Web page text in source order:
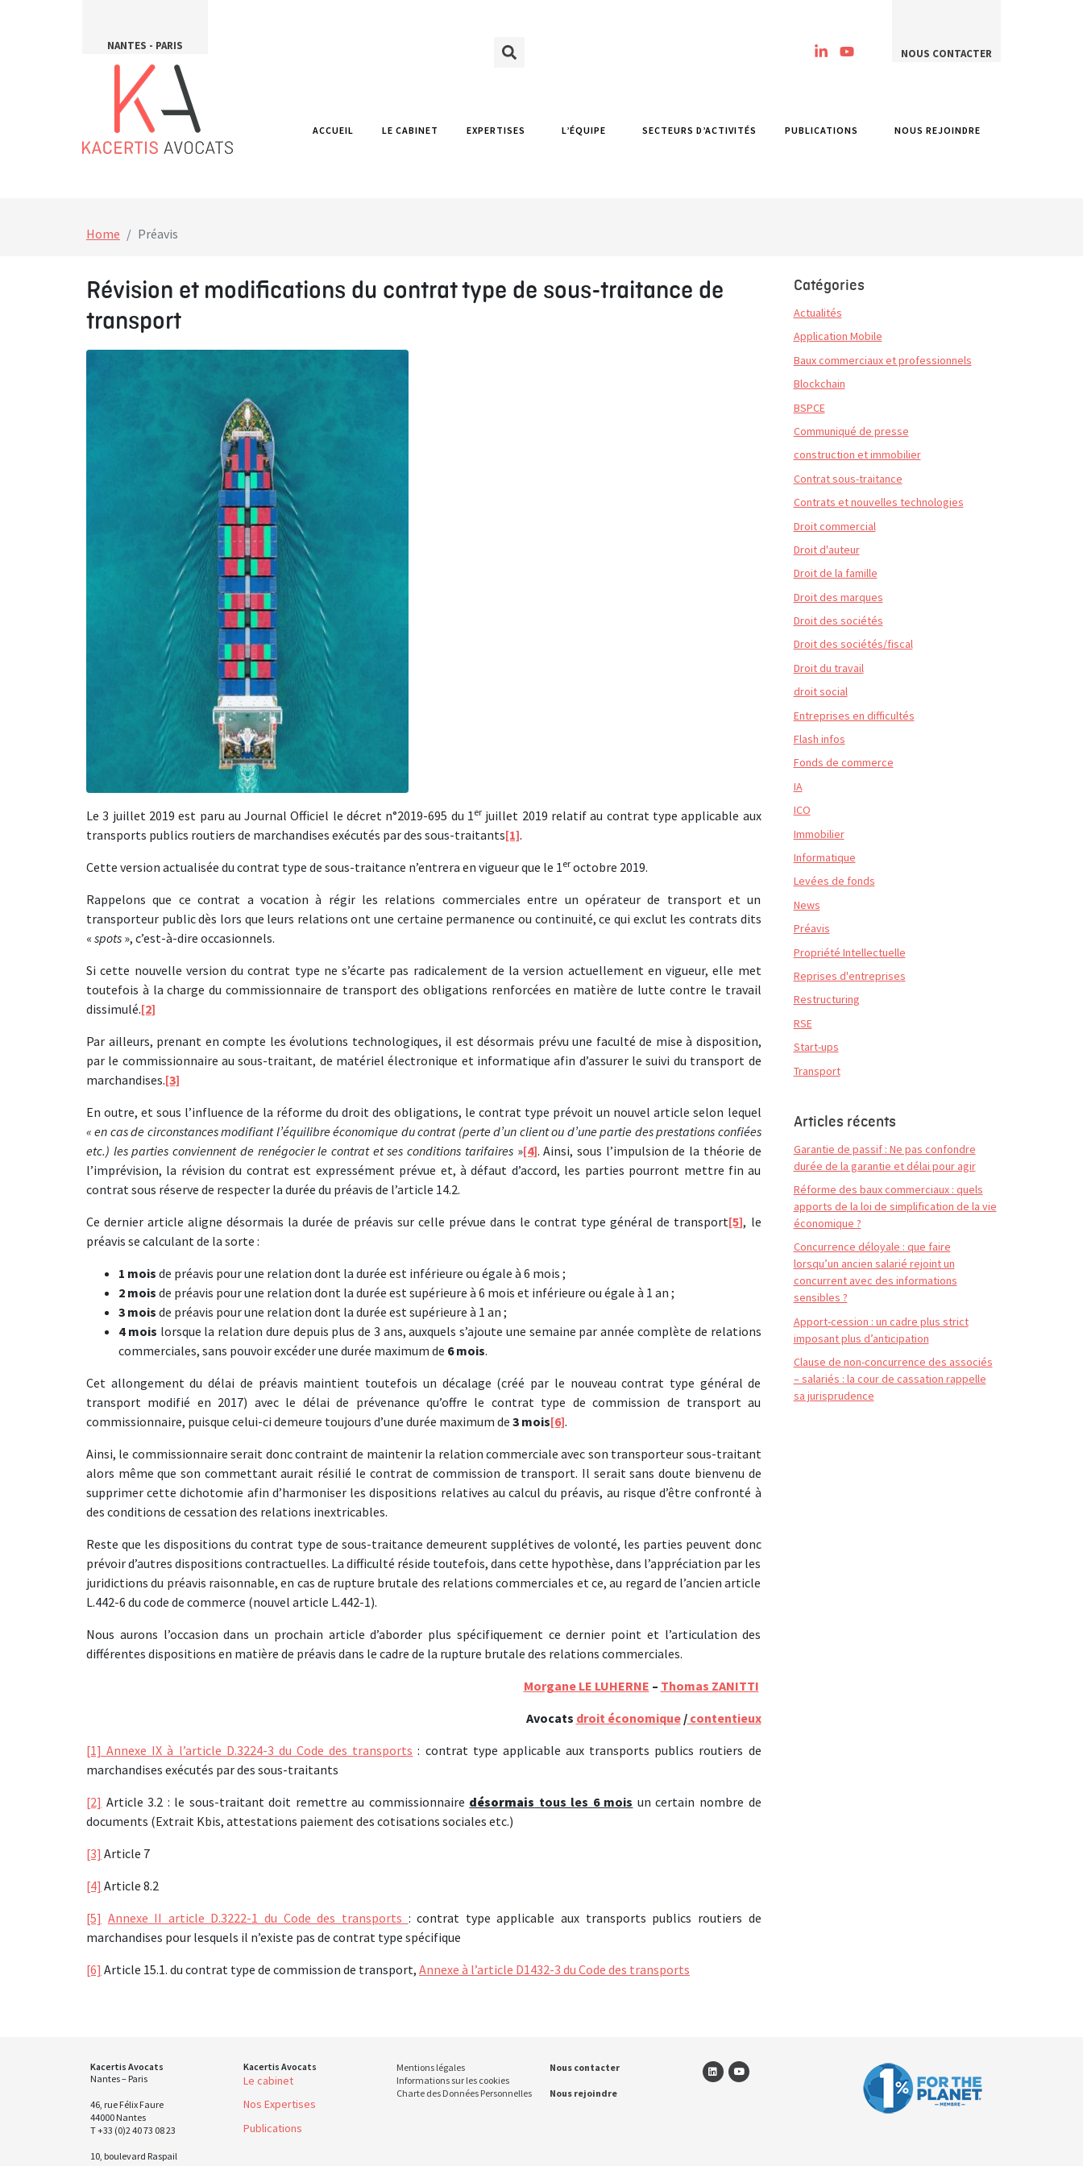
NANTES - PARIS
NOUS CONTACTER
ACCUEIL LE CABINET EXPERTISES L’ÉQUIPE SECTEURS D’ACTIVITÉS PUBLICATIONS NOUS REJOINDRE
Home Préavis
Révision et modifications du contrat type de sous-traitance de
transport
Le 3 juillet 2019 est paru au Journal Officiel le décret n°2019-695 du 1er juillet 2019 relatif au contrat type applicable aux
transports publics routiers de marchandises exécutés par des sous-traitants[1].
Cette version actualisée du contrat type de sous-traitance n’entrera en vigueur que le 1er octobre 2019.
Rappelons que ce contrat a vocation à régir les relations commerciales entre un opérateur de transport et un
transporteur public dès lors que leurs relations ont une certaine permanence ou continuité, ce qui exclut les contrats dits
« spots », c’est-à-dire occasionnels.
Si cette nouvelle version du contrat type ne s’écarte pas radicalement de la version actuellement en vigueur, elle met
toutefois à la charge du commissionnaire de transport des obligations renforcées en matière de lutte contre le travail
dissimulé.[2]
Par ailleurs, prenant en compte les évolutions technologiques, il est désormais prévu une faculté de mise à disposition,
par le commissionnaire au sous-traitant, de matériel électronique et informatique afin d’assurer le suivi du transport de
marchandises.[3]
En outre, et sous l’influence de la réforme du droit des obligations, le contrat type prévoit un nouvel article selon lequel
« en cas de circonstances modifiant l’équilibre économique du contrat (perte d’un client ou d’une partie des prestations confiées
etc.) les parties conviennent de renégocier le contrat et ses conditions tarifaires»[4]. Ainsi, sous l’impulsion de la théorie de
l’imprévision, la révision du contrat est expressément prévue et, à défaut d’accord, les parties pourront mettre fin au
contrat sous réserve de respecter la durée du préavis de l’article 14.2.
Ce dernier article aligne désormais la durée de préavis sur celle prévue dans le contrat type général de transport[5], le
préavis se calculant de la sorte :
1 mois de préavis pour une relation dont la durée est inférieure ou égale à 6 mois ;
2 mois de préavis pour une relation dont la durée est supérieure à 6 mois et inférieure ou égale à 1 an ;
3 mois de préavis pour une relation dont la durée est supérieure à 1 an ;
4 mois lorsque la relation dure depuis plus de 3 ans, auxquels s’ajoute une semaine par année complète de relations
commerciales, sans pouvoir excéder une durée maximum de 6 mois.
Cet allongement du délai de préavis maintient toutefois un décalage (créé par le nouveau contrat type général de
transport modifié en 2017) avec le délai de prévenance qu’offre le contrat type de commission de transport au
commissionnaire, puisque celui-ci demeure toujours d’une durée maximum de 3 mois[6].
Ainsi, le commissionnaire serait donc contraint de maintenir la relation commerciale avec son transporteur sous-traitant
alors même que son commettant aurait résilié le contrat de commission de transport. Il serait sans doute bienvenu de
supprimer cette dichotomie afin d’harmoniser les dispositions relatives au calcul du préavis, au risque d’être confronté à
des conditions de cessation des relations inextricables.
Reste que les dispositions du contrat type de sous-traitance demeurent supplétives de volonté, les parties peuvent donc
prévoir d’autres dispositions contractuelles. La difficulté réside toutefois, dans cette hypothèse, dans l’appréciation par les
juridictions du préavis raisonnable, en cas de rupture brutale des relations commerciales et ce, au regard de l’ancien article
L.442-6 du code de commerce (nouvel article L.442-1).
Nous aurons l’occasion dans un prochain article d’aborder plus spécifiquement ce dernier point et l’articulation des
différentes dispositions en matière de préavis dans le cadre de la rupture brutale des relations commerciales.
Morgane LE LUHERNE – Thomas ZANITTI
Avocats droit économique/contentieux
[1]Annexe IX à l’article D.3224-3 du Code des transports : contrat type applicable aux transports publics routiers de
marchandises exécutés par des sous-traitants
[2] Article 3.2 : le sous-traitant doit remettre au commissionnaire désormais tous les 6 mois un certain nombre de
documents (Extrait Kbis, attestations paiement des cotisations sociales etc.)
[3] Article 7
[4] Article 8.2
[5] Annexe II article D.3222-1 du Code des transports : contrat type applicable aux transports publics routiers de
marchandises pour lesquels il n’existe pas de contrat type spécifique
[6] Article 15.1. du contrat type de commission de transport, Annexe à l’article D1432-3 du Code des transports
Catégories
Actualités
Application Mobile
Baux commerciaux et professionnels
Blockchain
BSPCE
Communiqué de presse
construction et immobilier
Contrat sous-traitance
Contrats et nouvelles technologies
Droit commercial
Droit d'auteur
Droit de la famille
Droit des marques
Droit des sociétés
Droit des sociétés/fiscal
Droit du travail
droit social
Entreprises en difficultés
Flash infos
Fonds de commerce
IA
ICO
Immobilier
Informatique
Levées de fonds
News
Préavis
Propriété Intellectuelle
Reprises d'entreprises
Restructuring
RSE
Start-ups
Transport
Articles récents
Garantie de passif : Ne pas confondre
durée de la garantie et délai pour agir
Réforme des baux commerciaux : quels
apports de la loi de simplification de la vie
économique ?
Concurrence déloyale : que faire
lorsqu’un ancien salarié rejoint un
concurrent avec des informations
sensibles ?
Apport-cession : un cadre plus strict
imposant plus d’anticipation
Clause de non-concurrence des associés
– salariés : la cour de cassation rappelle
sa jurisprudence
Kacertis Avocats
Nantes – Paris
46, rue Félix Faure
44000 Nantes
T +33 (0)2 40 73 08 23
10, boulevard Raspail
Kacertis Avocats
Le cabinet
Nos Expertises
Publications
Mentions légales
Informations sur les cookies
Charte des Données Personnelles
Nous contacter
Nous rejoindre